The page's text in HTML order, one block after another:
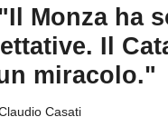
Monza ha
Il
miracolo."
Casati